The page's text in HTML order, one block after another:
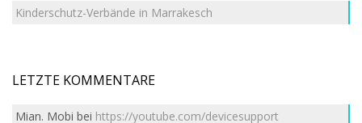
Kinderschutz-Verbände in Marrakesch
LETZTE KOMMENTARE
Mian. Mobi bei https://youtube.com/devicesupport